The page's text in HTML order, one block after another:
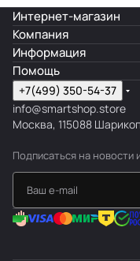
Интернет-магазин
Компания
Информация
Помощь
+7(499) 350-54-37
info@smartshop.store
Москва, 115088
Подписаться на новости